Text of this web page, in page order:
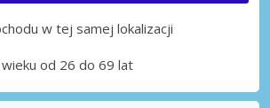
Miasto
Vallhall Miasto
w tej samej lokalizacji
od 26 do 69 lat